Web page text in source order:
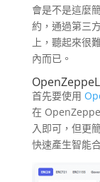
會是不是這麼
約，通過第三
上，聽起來很
內而已。
首先要使用
在
入即可，但更
快速產生智能